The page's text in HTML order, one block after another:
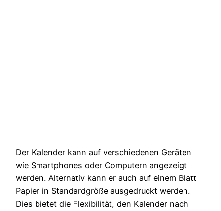
Der Kalender kann auf verschiedenen Geräten
wie Smartphones oder Computern angezeigt
werden. Alternativ kann er auch auf einem Blatt
Papier in Standardgröße ausgedruckt werden.
Dies bietet die Flexibilität, den Kalender nach